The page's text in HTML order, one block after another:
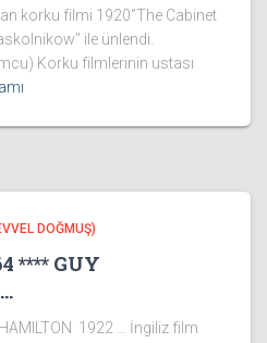
korku filmi 1920‘’The Cabinet
ile ünlendi.
Korku filmlerinin ustası
DOĞMUŞ)
**** GUY
1922 … İngiliz film